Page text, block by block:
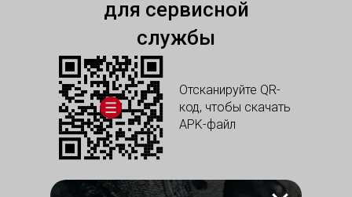
для сервисной
службы
Отсканируйте QR-
код, чтобы скачать
APK-файл